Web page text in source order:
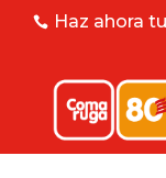
 Haz ahora